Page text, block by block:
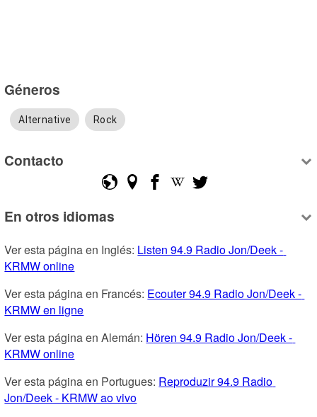
Géneros
Alternative Rock
Contacto
En otros idiomas
Ver esta página en Inglés: Listen 94.9 Radio Jon/Deek -
KRMW online
Ver esta página en Francés: Ecouter 94.9 Radio Jon/Deek -
KRMW en ligne
Ver esta página en Alemán: Hören 94.9 Radio Jon/Deek -
KRMW online
Ver esta página en Portugues: Reproduzir 94.9 Radio
Jon/Deek - KRMW ao vivo